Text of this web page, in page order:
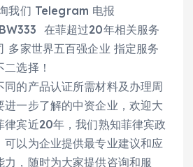
我们 Telegram 电报
在菲超过20年相关服务
多家世界五百强企业 指定服务
选择！
同的产品认证所需材料及办理周
进一步了解的中资企业，欢迎大
律宾近20年，我们熟知菲律宾政
可以为企业提供最专业建议和应
力，随时为大家提供咨询和服